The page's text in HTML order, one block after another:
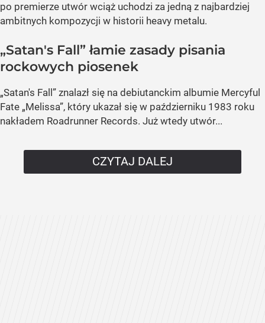
po premierze utwór wciąż uchodzi za jedną z najbardziej
ambitnych kompozycji w historii heavy metalu.
„Satan's Fall” łamie zasady pisania
rockowych piosenek
„Satan's Fall” znalazł się na debiutanckim albumie Mercyful
Fate „Melissa”, który ukazał się w październiku 1983 roku
nakładem Roadrunner Records. Już wtedy utwór...
CZYTAJ DALEJ